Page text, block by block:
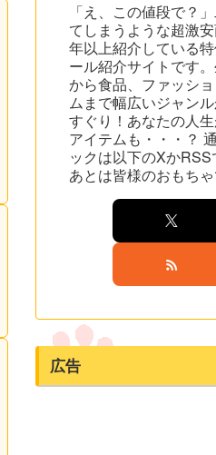
「え、この値段で？
てしまうような超激
年以上紹介している
ール紹介サイトです
から食品、ファッシ
ムまで幅広いジャン
すぐり！あなたの人
アイテムも・・・？
ックは以下のXかRSS
あとは皆様のおもちゃ
広告